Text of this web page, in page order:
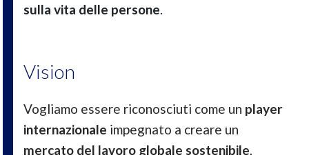
sulla vita delle persone.
Vision
Vogliamo essere riconosciuti come un player
internazionale impegnato a creare un
mercato del lavoro globale sostenibile,